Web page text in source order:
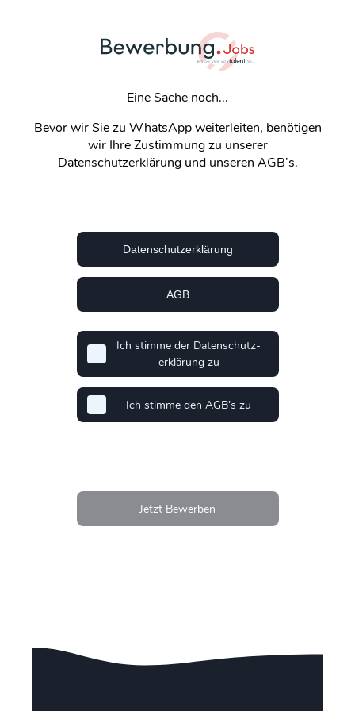
Eine Sache noch...
Bevor wir Sie zu WhatsApp weiterleiten, benötigen
wir Ihre Zustimmung zu unserer
Datenschutzerklärung und unseren AGB’s.
Datenschutzerklärung
AGB
Ich stimme der Datenschutz-
erklärung zu
Ich stimme den AGB’s zu
Jetzt Bewerben